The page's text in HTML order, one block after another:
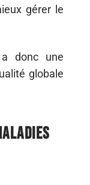
gérer le
donc une
globale